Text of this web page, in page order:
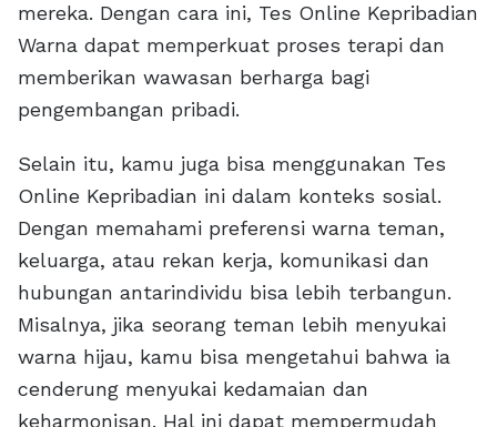
mereka. Dengan cara ini, Tes Online Kepribadian
Warna dapat memperkuat proses terapi dan
memberikan wawasan berharga bagi
pengembangan pribadi.
Selain itu, kamu juga bisa menggunakan Tes
Online Kepribadian ini dalam konteks sosial.
Dengan memahami preferensi warna teman,
keluarga, atau rekan kerja, komunikasi dan
hubungan antarindividu bisa lebih terbangun.
Misalnya, jika seorang teman lebih menyukai
warna hijau, kamu bisa mengetahui bahwa ia
cenderung menyukai kedamaian dan
keharmonisan. Hal ini dapat mempermudah